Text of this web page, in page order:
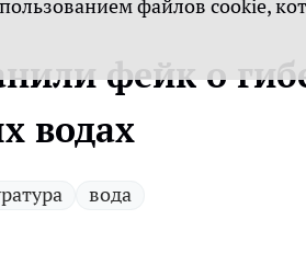
файлов cookie,
фейк о
водах
вода